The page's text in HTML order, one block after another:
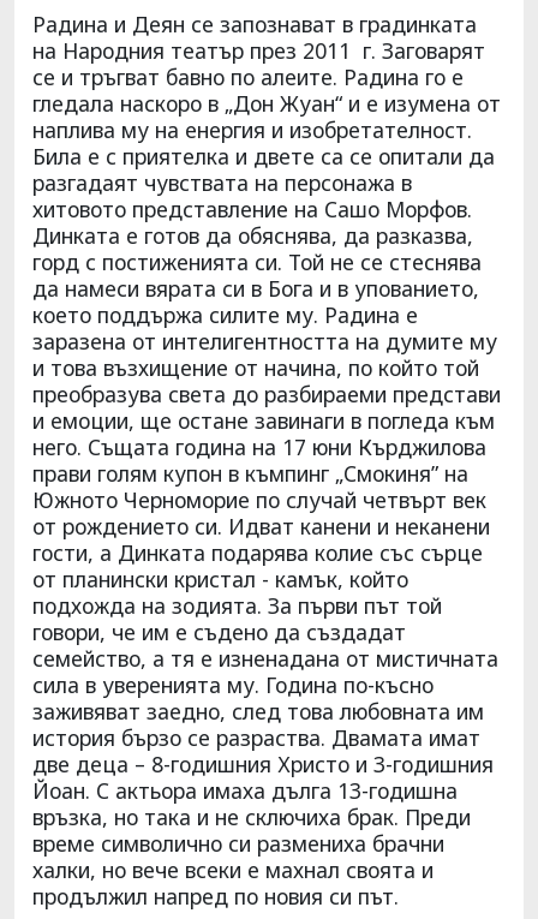
Радина и Деян се запознават в градинката
на Народния театър през 2011 г. Заговарят
се и тръгват бавно по алеите. Радина го е
гледала наскоро в „Дон Жуан“ и е изумена от
наплива му на енергия и изобретателност.
Била е с приятелка и двете са се опитали да
разгадаят чувствата на персонажа в
хитовото представление на Сашо Морфов.
Динката е готов да обяснява, да разказва,
горд с постиженията си. Той не се стеснява
да намеси вярата си в Бога и в упованието,
което поддържа силите му. Радина е
заразена от интелигентността на думите му
и това възхищение от начина, по който той
преобразува света до разбираеми представи
и емоции, ще остане завинаги в погледа към
него. Същата година на 17 юни Кърджилова
прави голям купон в къмпинг „Смокиня” на
Южното Черноморие по случай четвърт век
от рождението си. Идват канени и неканени
гости, а Динката подарява колие със сърце
от планински кристал - камък, който
подхожда на зодията. За първи път той
говори, че им е съдено да създадат
семейство, а тя е изненадана от мистичната
сила в уверенията му. Година по-късно
заживяват заедно, след това любовната им
история бързо се разраства. Двамата имат
две деца – 8-годишния Христо и 3-годишния
Йоан. С актьора имаха дълга 13-годишна
връзка, но така и не сключиха брак. Преди
време символично си размениха брачни
халки, но вече всеки е махнал своята и
продължил напред по новия си път.